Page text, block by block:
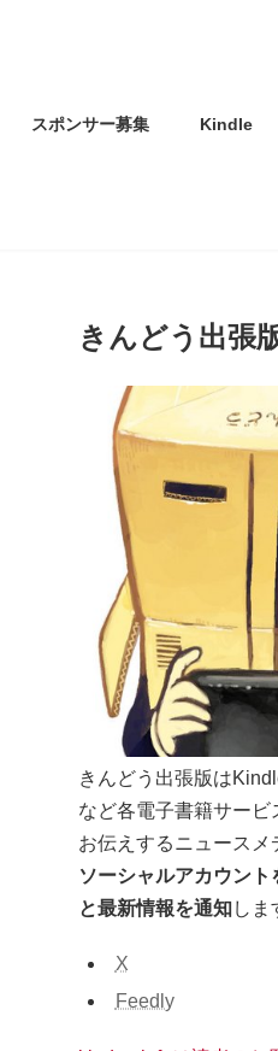
スポンサー募集 Kindle
きんどう出張
きんどう出張版は
など各電子書籍サービ
お伝えするニュース
ソーシャルアカウント
と最新情報を通知しま
X
Feedly